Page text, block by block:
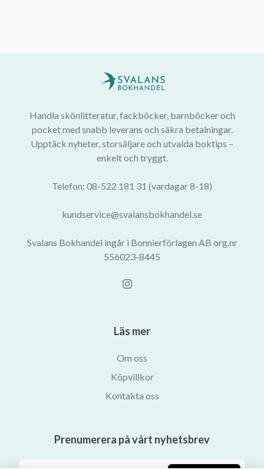
Handla skönlitteratur, fackböcker, barnböcker och
pocket med snabb leverans och säkra betalningar.
Upptäck nyheter, storsäljare och utvalda boktips –
enkelt och tryggt.
Telefon: 08-522 181 31 (vardagar 8-18)
kundservice@svalansbokhandel.se
Svalans Bokhandel ingår i Bonnierförlagen AB org.nr
556023-8445
Läs mer
Om oss
Köpvillkor
Kontakta oss
Prenumerera på vårt nyhetsbrev